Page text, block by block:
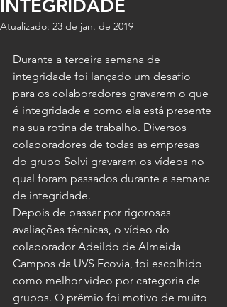
INTEGRIDADE
Atualizado: 23 de jan. de 2019
Durante a terceira semana de
integridade foi lançado um desafio
para os colaboradores gravarem o que
é integridade e como ela está presente
na sua rotina de trabalho. Diversos
colaboradores de todas as empresas
do grupo Solvi gravaram os vídeos no
qual foram passados durante a semana
de integridade.
Depois de passar por rigorosas
avaliações técnicas, o vídeo do
colaborador Adeildo de Almeida
Campos da UVS Ecovia, foi escolhido
como melhor vídeo por categoria de
grupos. O prêmio foi motivo de muito